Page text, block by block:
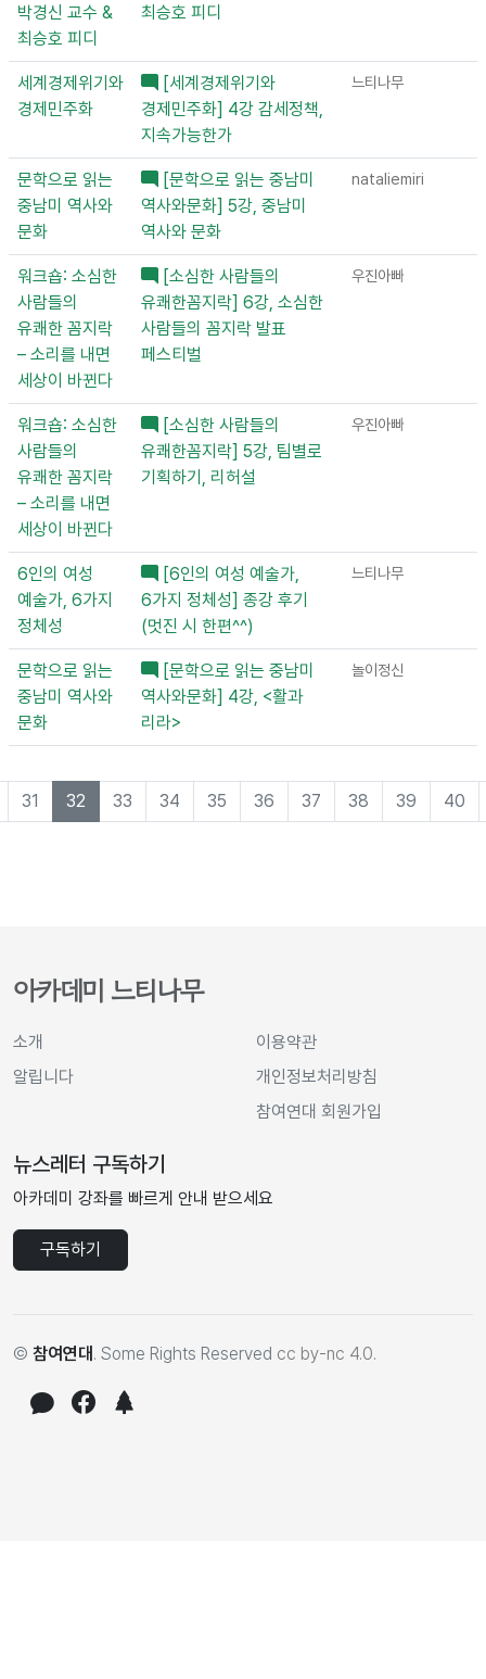
박경신 교수 &
최승호 피디
최승호 피디
세계경제위기와
경제민주화
[세계경제위기와
경제민주화] 4강 감세정책,
지속가능한가
느티나무
문학으로 읽는
중남미 역사와
문화
[문학으로 읽는 중남미
역사와문화] 5강, 중남미
역사와 문화
nataliemiri
워크숍: 소심한
사람들의
유쾌한 꼼지락
– 소리를 내면
세상이 바뀐다
[소심한 사람들의
유쾌한꼼지락] 6강, 소심한
사람들의 꼼지락 발표
페스티벌
우진아빠
워크숍: 소심한
사람들의
유쾌한 꼼지락
– 소리를 내면
세상이 바뀐다
[소심한 사람들의
유쾌한꼼지락] 5강, 팀별로
기획하기, 리허설
우진아빠
6인의 여성
예술가, 6가지
정체성
[6인의 여성 예술가,
6가지 정체성] 종강 후기
(멋진 시 한편^^)
느티나무
문학으로 읽는
중남미 역사와
문화
[문학으로 읽는 중남미
역사와문화] 4강, <활과
리라>
놀이정신
31 32 33 34 35 36 37 38 39 40
아카데미 느티나무
소개
알립니다
이용약관
개인정보처리방침
참여연대 회원가입
뉴스레터 구독하기
아카데미 강좌를 빠르게 안내 받으세요
구독하기
© 참여연대 . Some Rights Reserved cc by-nc 4.0.